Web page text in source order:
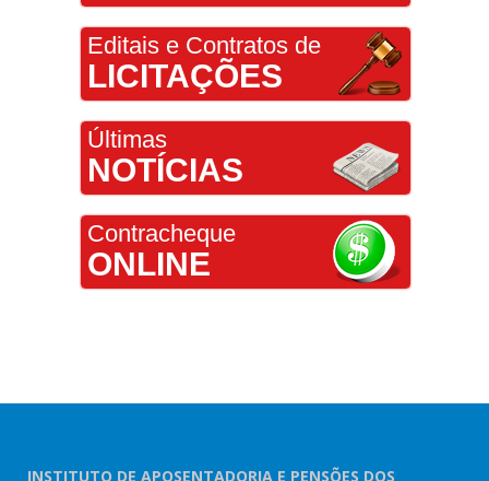
Editais e Contratos de
LICITAÇÕES
Últimas
NOTÍCIAS
Contracheque
ONLINE
INSTITUTO DE APOSENTADORIA E PENSÕES DOS